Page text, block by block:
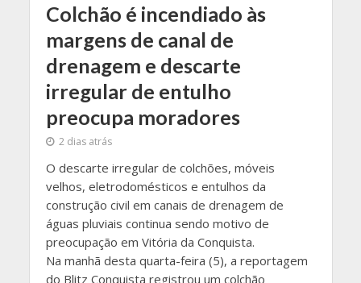
Colchão é incendiado às
margens de canal de
drenagem e descarte
irregular de entulho
preocupa moradores
2 dias atrás
O descarte irregular de colchões, móveis
velhos, eletrodomésticos e entulhos da
construção civil em canais de drenagem de
águas pluviais continua sendo motivo de
preocupação em Vitória da Conquista.
Na manhã desta quarta-feira (5), a reportagem
do Blitz Conquista registrou um colchão